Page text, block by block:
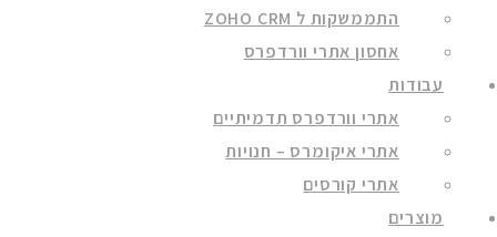
התממשקות ל ZOHO CRM
אחסון אתרי וורדפרס
עבודות
אתרי וורדפרס תדמיתיים
אתרי איקומרס – חנויות
אתרי קורסים
מוצרים